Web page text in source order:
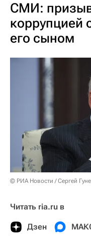
СМИ: призыв
коррупцией
его сыном
© РИА Новости / Сергей
Читать ria.ru в
Дзен